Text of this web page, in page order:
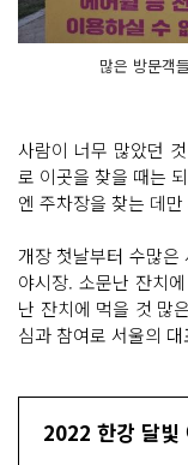
많은 방문객
사람이 너무 많았던
로 이곳을 찾을 때는
엔 주차장을 찾는 데
개장 첫날부터 수많은
야시장. 소문난 잔치
난 잔치에 먹을 것 많
심과 참여로 서울의
2022 한강 달빛